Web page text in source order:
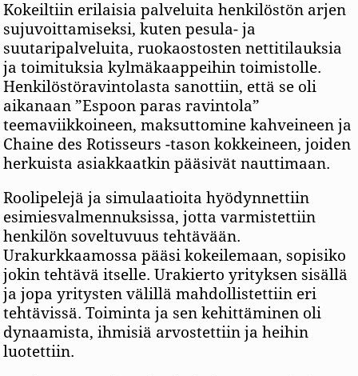
Kokeiltiin erilaisia palveluita henkilöstön arjen
sujuvoittamiseksi, kuten pesula- ja
suutaripalveluita, ruokaostosten nettitilauksia
ja toimituksia kylmäkaappeihin toimistolle.
Henkilöstöravintolasta sanottiin, että se oli
aikanaan ”Espoon paras ravintola”
teemaviikkoineen, maksuttomine kahveineen ja
Chaine des Rotisseurs -tason kokkeineen, joiden
herkuista asiakkaatkin pääsivät nauttimaan.
Roolipelejä ja simulaatioita hyödynnettiin
esimiesvalmennuksissa, jotta varmistettiin
henkilön soveltuvuus tehtävään.
Urakurkkaamossa pääsi kokeilemaan, sopisiko
jokin tehtävä itselle. Urakierto yrityksen sisällä
ja jopa yritysten välillä mahdollistettiin eri
tehtävissä. Toiminta ja sen kehittäminen oli
dynaamista, ihmisiä arvostettiin ja heihin
luotettiin.